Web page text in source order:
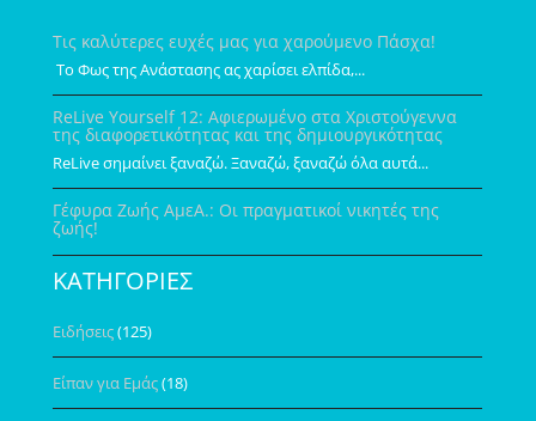
Τις καλύτερες ευχές μας για χαρούμενο Πάσχα!
Το Φως της Ανάστασης ας χαρίσει ελπίδα,...
ReLive Yourself 12: Αφιερωμένο στα Χριστούγεννα
της διαφορετικότητας και της δημιουργικότητας
ReLive σημαίνει ξαναζώ. Ξαναζώ, ξαναζώ όλα αυτά...
Γέφυρα Ζωής ΑμεΑ.: Οι πραγματικοί νικητές της
ζωής!
ΚΑΤΗΓΟΡΙΕΣ
Ειδήσεις(125)
Είπαν για Εμάς(18)